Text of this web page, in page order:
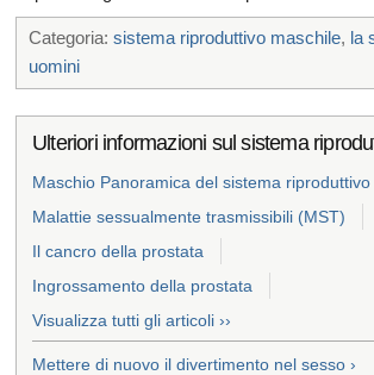
Categoria: sistema riproduttivo maschile, la
uomini
Ulteriori informazioni sul sistema
Maschio Panoramica del sistema riproduttivo
Malattie sessualmente trasmissibili (MST)
Il cancro della prostata
Ingrossamento della prostata
Visualizza tutti gli articoli ››
Mettere di nuovo il divertimento nel sesso ›